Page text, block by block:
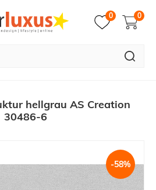
0 0
hellgrau AS Creation
30486-6
-58%